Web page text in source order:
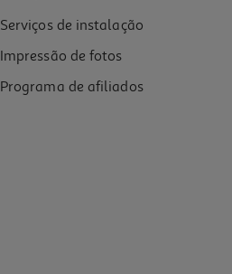
Serviços de instalação
Impressão de fotos
Programa de afiliados